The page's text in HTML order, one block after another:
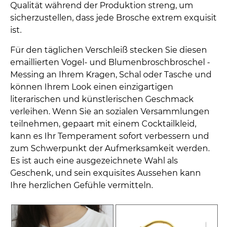
Qualität während der Produktion streng, um
sicherzustellen, dass jede Brosche extrem exquisit
ist.
Für den täglichen Verschleiß stecken Sie diesen
emaillierten Vogel- und Blumenbroschbroschel -
Messing an Ihrem Kragen, Schal oder Tasche und
können Ihrem Look einen einzigartigen
literarischen und künstlerischen Geschmack
verleihen. Wenn Sie an sozialen Versammlungen
teilnehmen, gepaart mit einem Cocktailkleid,
kann es Ihr Temperament sofort verbessern und
zum Schwerpunkt der Aufmerksamkeit werden.
Es ist auch eine ausgezeichnete Wahl als
Geschenk, und sein exquisites Aussehen kann
Ihre herzlichen Gefühle vermitteln.